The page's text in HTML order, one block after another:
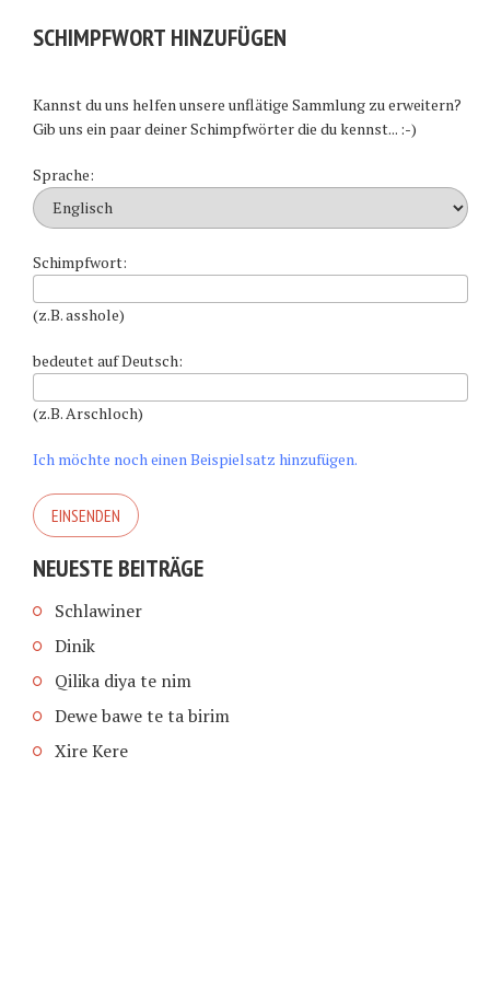
SCHIMPFWORT HINZUFÜGEN
Kannst du uns helfen unsere unflätige Sammlung zu erweitern?
Gib uns ein paar deiner Schimpfwörter die du kennst... :-)
Sprache:
Schimpfwort:
(z.B. asshole)
bedeutet auf Deutsch:
(z.B. Arschloch)
Ich möchte noch einen Beispielsatz hinzufügen.
NEUESTE BEITRÄGE
Schlawiner
Dinik
Qilika diya te nim
Dewe bawe te ta birim
Xire Kere